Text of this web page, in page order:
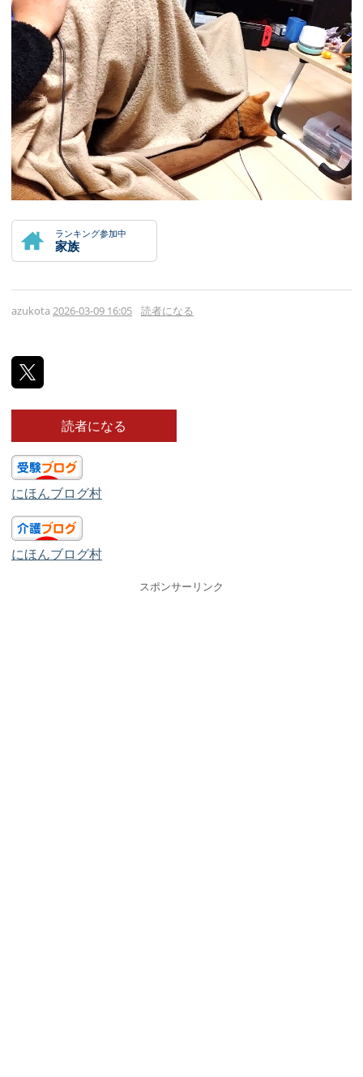
ランキング参加中
家族
azukota 2026-03-09 16:05 読者になる
読者になる
にほんブログ村
にほんブログ村
スポンサーリンク